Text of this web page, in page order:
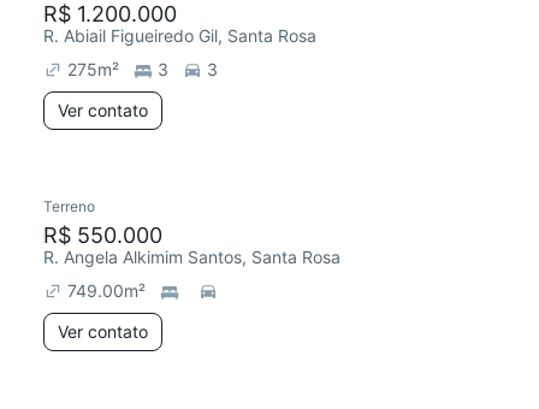
R$ 1.200.000
R. Abiail Figueiredo Gil, Santa Rosa
275m² 3
3
Ver contato
Terreno
R$ 550.000
R. Angela Alkimim Santos, Santa Rosa
749.00m²
Ver contato